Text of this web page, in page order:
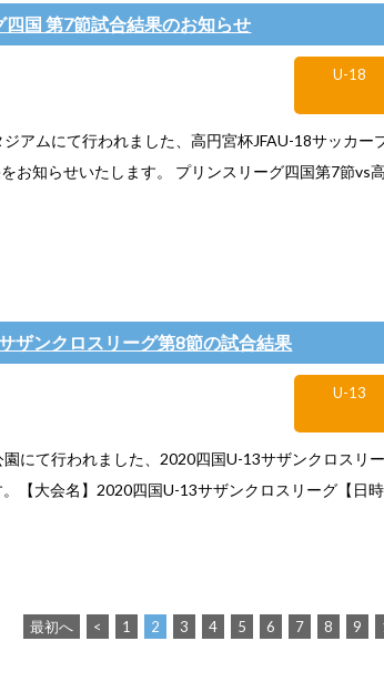
四国 第7節試合結果のお知らせ
U-18
アムにて行われました、高円宮杯JFAU-18サッカー
お知らせいたします。 プリンスリーグ四国第7節vs
ザンクロスリーグ第8節の試合結果
U-13
にて行われました、2020四国U-13サザンクロスリ
【大会名】2020四国U-13サザンクロスリーグ【日
最初へ < 1 2 3 4 5 6 7 8 9